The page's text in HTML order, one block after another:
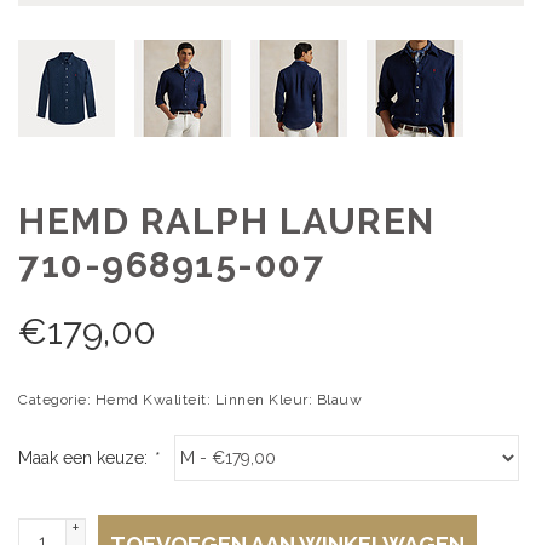
HEMD RALPH LAUREN
710-968915-007
€179,00
Categorie: Hemd Kwaliteit: Linnen Kleur: Blauw
Maak een keuze: *
+